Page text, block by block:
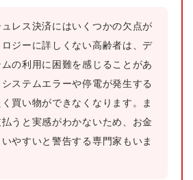
レス決済にはいくつかの欠点が
ジーに詳しくない高齢者は、デ
の利用に困難を感じることがあ
ステムエラーや停電が発生する
買い物ができなくなります。ま
うと実感がわかないため、お金
やすいと警告する専門家もいま